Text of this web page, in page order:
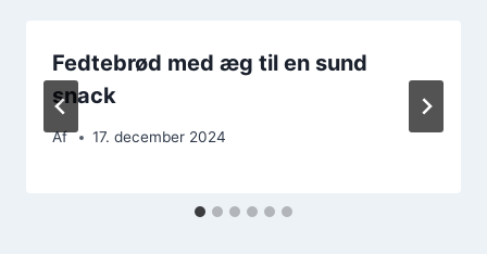
Fedtebrød med æg til en sund
snack
Af 17. december 2024